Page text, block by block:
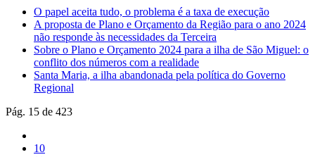
O papel aceita tudo, o problema é a taxa de execução
A proposta de Plano e Orçamento da Região para o ano 2024
não responde às necessidades da Terceira
Sobre o Plano e Orçamento 2024 para a ilha de São Miguel: o
conflito dos números com a realidade
Santa Maria, a ilha abandonada pela política do Governo
Regional
Pág. 15 de 423
10